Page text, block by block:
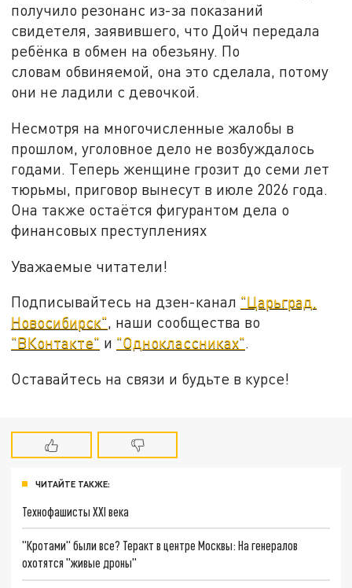
получило резонанс из-за показаний
свидетеля, заявившего, что Дойч передала
ребёнка в обмен на обезьяну. По
словам обвиняемой, она это сделала, потому
они не ладили с девочкой.
Несмотря на многочисленные жалобы в
прошлом, уголовное дело не возбуждалось
годами. Теперь женщине грозит до семи лет
тюрьмы, приговор вынесут в июле 2026 года.
Она также остаётся фигурантом дела о
финансовых преступлениях
Уважаемые читатели!
Подписывайтесь на дзен-канал "Царьград.
Новосибирск", наши сообщества во
"ВКонтакте" и "Одноклассниках".
Оставайтесь на связи и будьте в курсе!
ЧИТАЙТЕ ТАКЖЕ:
Технофашисты XXI века
"Кротами" были все? Теракт в центре Москвы: На генералов
охотятся "живые дроны"